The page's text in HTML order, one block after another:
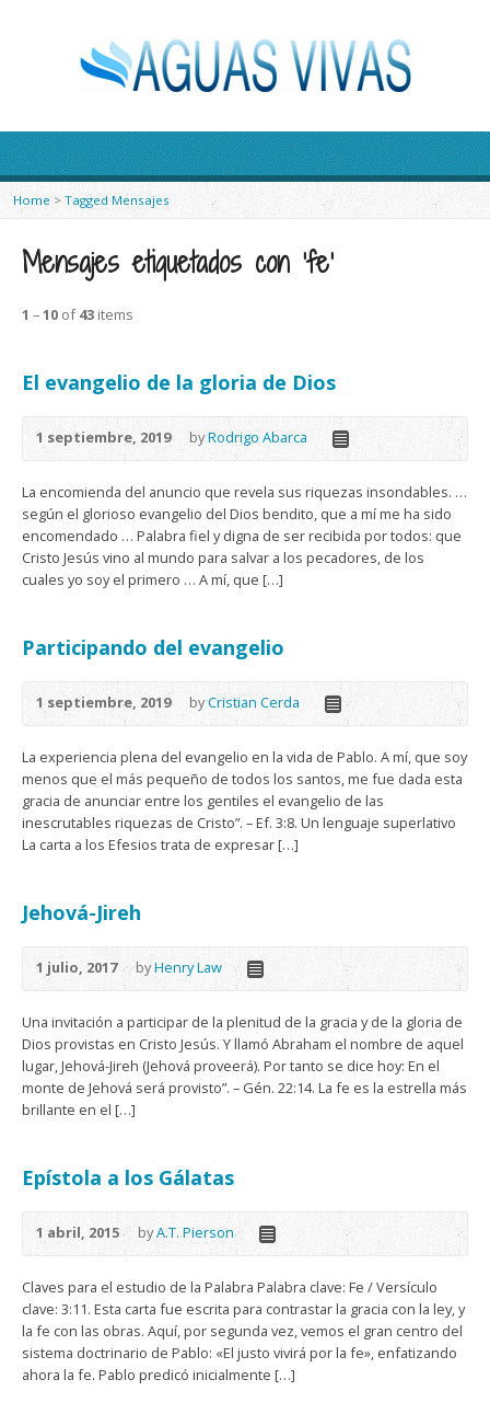
Home > Tagged Mensajes
Mensajes etiquetados con ‘fe’
1 –10 of43 items
El evangelio de la gloria de Dios
1 septiembre, 2019 byRodrigo Abarca
La encomienda del anuncio que revela sus riquezas insondables. …
según el glorioso evangelio del Dios bendito, que a mí me ha sido
encomendado … Palabra fiel y digna de ser recibida por todos: que
Cristo Jesús vino al mundo para salvar a los pecadores, de los
cuales yo soy el primero … A mí, que […]
Participando del evangelio
1 septiembre, 2019 byCristian Cerda
La experiencia plena del evangelio en la vida de Pablo. A mí, que soy
menos que el más pequeño de todos los santos, me fue dada esta
gracia de anunciar entre los gentiles el evangelio de las
inescrutables riquezas de Cristo”. – Ef. 3:8. Un lenguaje superlativo
La carta a los Efesios trata de expresar […]
Jehová-Jireh
1 julio, 2017 byHenry Law
Una invitación a participar de la plenitud de la gracia y de la gloria de
Dios provistas en Cristo Jesús. Y llamó Abraham el nombre de aquel
lugar, Jehová-Jireh (Jehová proveerá). Por tanto se dice hoy: En el
monte de Jehová será provisto”. – Gén. 22:14. La fe es la estrella más
brillante en el […]
Epístola a los Gálatas
1 abril, 2015 byA.T. Pierson
Claves para el estudio de la Palabra Palabra clave: Fe / Versículo
clave: 3:11. Esta carta fue escrita para contrastar la gracia con la ley, y
la fe con las obras. Aquí, por segunda vez, vemos el gran centro del
sistema doctrinario de Pablo: «El justo vivirá por la fe», enfatizando
ahora la fe. Pablo predicó inicialmente […]